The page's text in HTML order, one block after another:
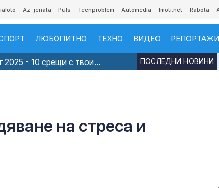
Az-jenata Puls Teenproblem Automedia Imoti.net Rabota
ЛЮБОПИТНО ТЕХНО ВИДЕО РЕПОРТАЖИ
2025 - 10 срещи с твои... ПОСЛЕДНИ НОВИНИ
на стреса и